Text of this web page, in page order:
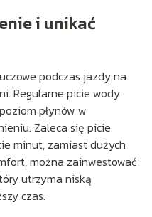
i unikać
podczas jazdy na
Regularne picie wody
płynów w
Zaleca się picie
minut, zamiast dużych
można zainwestować
utrzyma niską
czas.